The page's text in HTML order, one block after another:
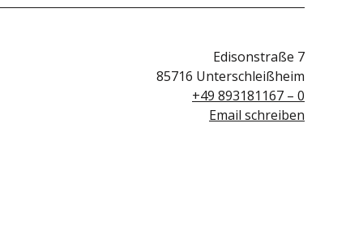
Edisonstraße 7
85716 Unterschleißheim
+49 893181167 – 0
Email schreiben